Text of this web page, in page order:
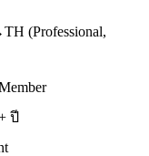
(Professional,
ปี